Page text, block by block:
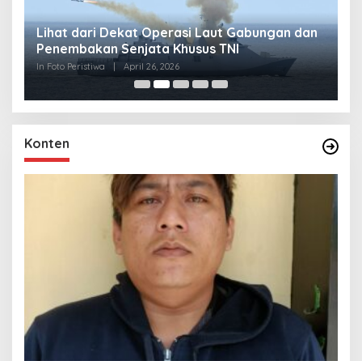
Lihat dari Dekat Operasi Laut Gabungan dan
Penembakan Senjata Khusus TNI
In Foto Peristiwa April 26, 2026
Konten